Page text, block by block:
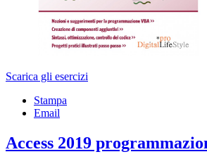
Scarica gli esercizi
Stampa
Email
Access 2019